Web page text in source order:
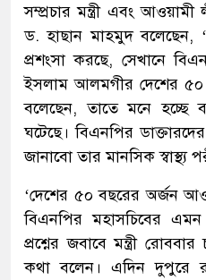
সম্প্রচার মন্ত্রী এবং
ড. হাছান মাহমুদ বলেছেন,
প্রশংসা করছে, সেখানে
ইসলাম আলমগীর দেশের ৫০
বলেছেন, তাতে মনে হচ্ছে
ঘটেছে। বিএনপির
জানাবো তার মানসিক স্বাস্থ্য
‘দেশের ৫০ বছরের অর্জন
বিএনপির মহাসচিবের এমন
প্রশ্নের জবাবে মন্ত্রী
কথা বলেন। এদিন দুপুরে